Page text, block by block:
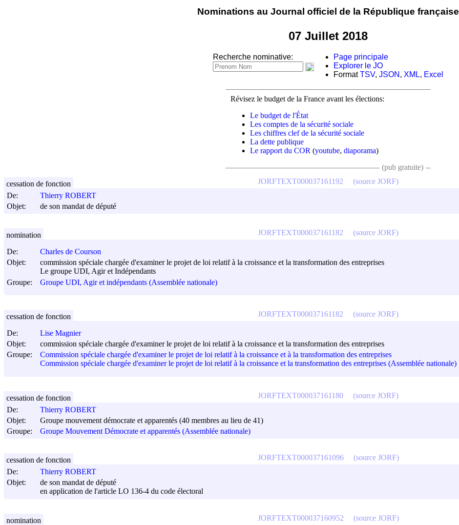
Nominations au Journal officiel de la République française
07 Juillet 2018
Recherche nominative:
Page principale
Explorer le JO
FormatTSV, JSON , XML, Excel
Révisez le budget de la France avant les élections:
Le budget de l'État
Les comptes de la sécurité sociale
Les chiffres clef de la sécurité sociale
La dette publique
Le rapport du COR (youtube, diaporama)
(pub gratuite)
De:
Thierry ROBERT
Objet:
de son mandat de député
JORFTEXT000037161192 (source JORF)
cessation de fonction
De:
Charles de Courson
Objet:
commission spéciale chargée d'examiner le projet de loi relatif à la croissance et la transformation des entreprises
Le groupe UDI, Agir et Indépendants
Groupe:
Groupe UDI, Agir et indépendants (Assemblée nationale)
JORFTEXT000037161182 (source JORF)
nomination
De:
Lise Magnier
Objet:
commission spéciale chargée d'examiner le projet de loi relatif à la croissance et la transformation des entreprises
Groupe:
Commission spéciale chargée d'examiner le projet de loi relatif à la croissance et à la transformation des entreprises
Commission spéciale chargée d'examiner le projet de loi relatif à la croissance et la transformation des entreprises (Assemblée nationale)
JORFTEXT000037161182 (source JORF)
cessation de fonction
De:
Thierry ROBERT
Objet:
Groupe mouvement démocrate et apparentés (40 membres au lieu de 41)
Groupe:
Groupe Mouvement Démocrate et apparentés (Assemblée nationale)
JORFTEXT000037161180 (source JORF)
cessation de fonction
De:
Thierry ROBERT
Objet:
de son mandat de député
en application de l'article LO 136-4 du code électoral
JORFTEXT000037161096 (source JORF)
cessation de fonction
JORFTEXT000037160952 (source JORF)
nomination